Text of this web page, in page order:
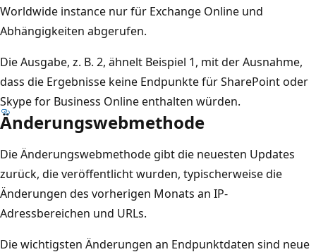
Worldwide instance nur für Exchange Online und
Abhängigkeiten abgerufen.
Die Ausgabe, z. B. 2, ähnelt Beispiel 1, mit der Ausnahme,
dass die Ergebnisse keine Endpunkte für SharePoint oder
Skype for Business Online enthalten würden.
Änderungswebmethode
Die Änderungswebmethode gibt die neuesten Updates
zurück, die veröffentlicht wurden, typischerweise die
Änderungen des vorherigen Monats an IP-
Adressbereichen und URLs.
Die wichtigsten Änderungen an Endpunktdaten sind neue